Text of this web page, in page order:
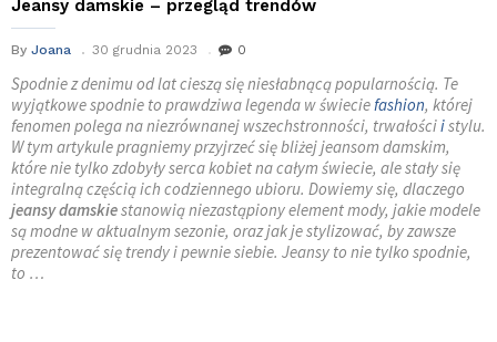
Jeansy damskie – przegląd trendów
By Joana 30 grudnia 2023 0
Spodnie z denimu od lat cieszą się niesłabnącą popularnością. Te
wyjątkowe spodnie to prawdziwa legenda w świecie fashion, której
fenomen polega na niezrównanej wszechstronności, trwałościistylu.
W tym artykule pragniemy przyjrzeć się bliżej jeansom damskim,
które nie tylko zdobyły serca kobiet na całym świecie, ale stały się
integralną częścią ich codziennego ubioru. Dowiemy się, dlaczego
jeansy damskiestanowią niezastąpiony element mody, jakie modele
są modne w aktualnym sezonie, oraz jak je stylizować, by zawsze
prezentować się trendy i pewnie siebie. Jeansy to nie tylko spodnie,
to …